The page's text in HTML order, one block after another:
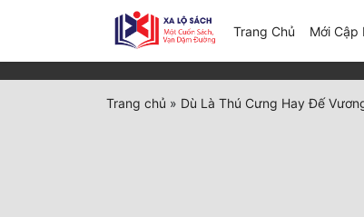
Trang Chủ Mới Cập
Trang chủ » Dù Là Thú Cưng Hay Đế